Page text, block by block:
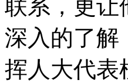
联系，更让
深入的了解
挥人大代表